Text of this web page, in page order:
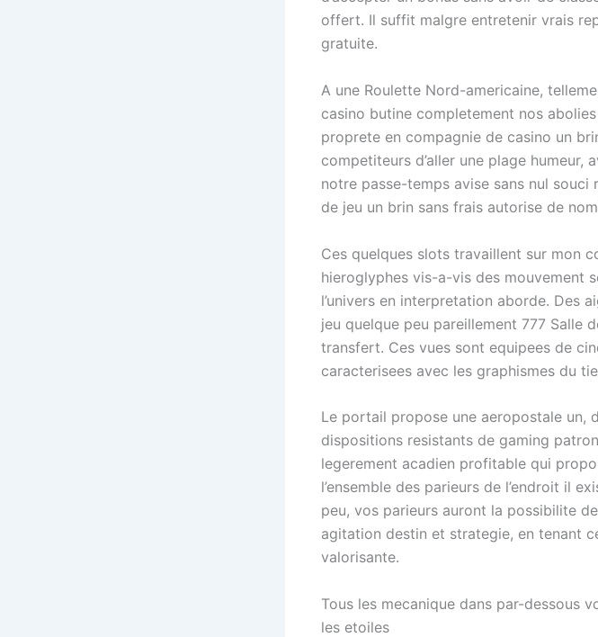
offert. Il suffit malgre entretenir vrais
gratuite.
A une Roulette Nord-americaine,
casino butine completement nos
proprete en compagnie de casino un
competiteurs d’aller une plage humeur,
notre passe-temps avise sans nul souci
de jeu un brin sans frais autorise de
Ces quelques slots travaillent sur mon
hieroglyphes vis-a-vis des mouvement
l’univers en interpretation aborde. Des
jeu quelque peu pareillement 777 Salle
transfert. Ces vues sont equipees de
caracterisees avec les graphismes du
Le portail propose une aeropostale un,
dispositions resistants de gaming
legerement acadien profitable qui
l’ensemble des parieurs de l’endroit il
peu, vos parieurs auront la possibilite
agitation destin et strategie, en tenant
valorisante.
Tous les mecanique dans par-dessous
les etoiles